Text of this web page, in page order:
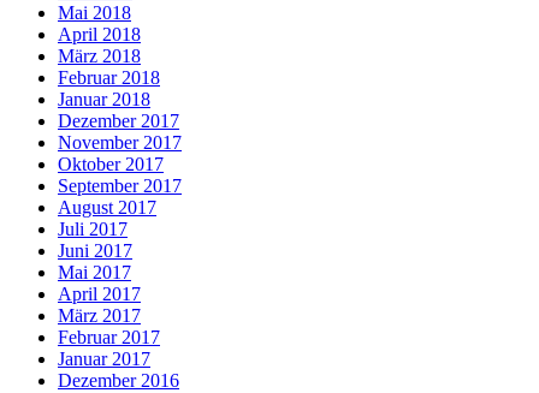
Mai 2018
April 2018
März 2018
Februar 2018
Januar 2018
Dezember 2017
November 2017
Oktober 2017
September 2017
August 2017
Juli 2017
Juni 2017
Mai 2017
April 2017
März 2017
Februar 2017
Januar 2017
Dezember 2016